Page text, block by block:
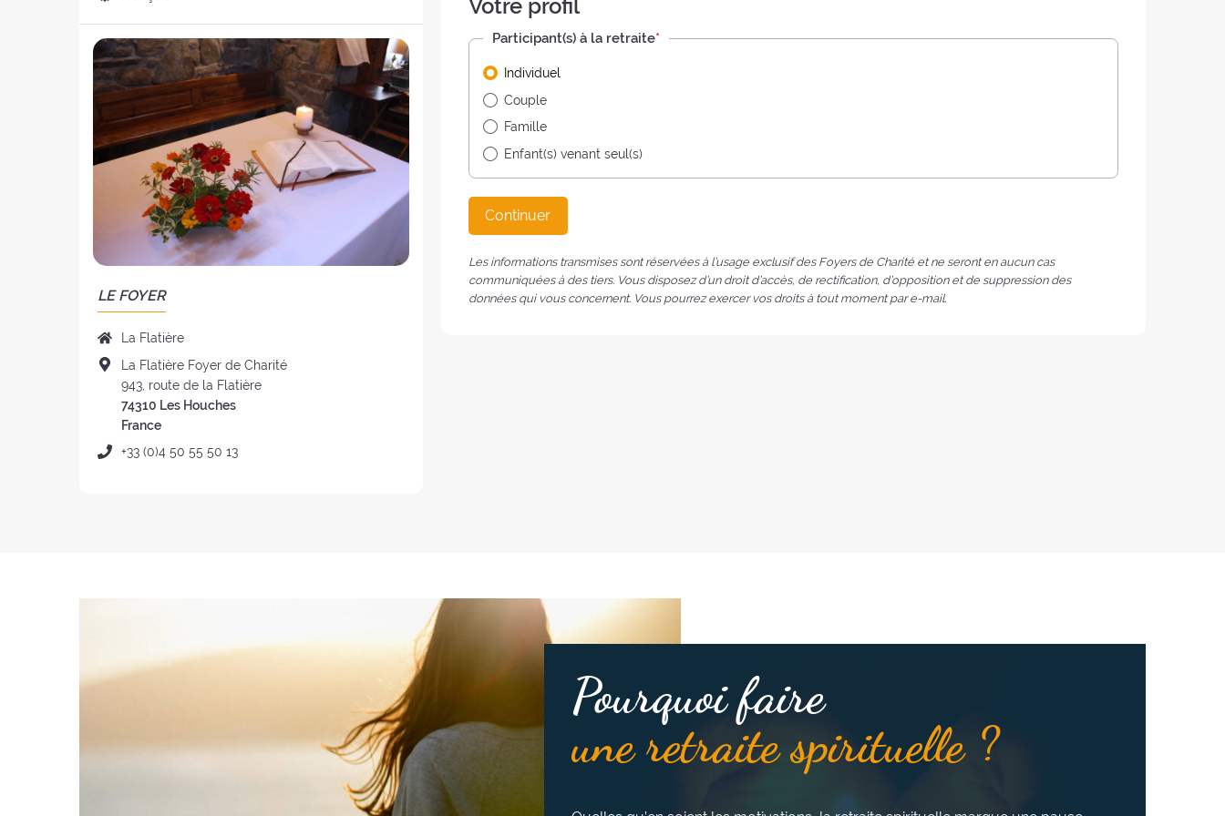
:
la
retraite
LE FOYER
Nom
du
foyer
:
La Flatière
Adresse
du
foyer
:
La Flatière Foyer de Charité
943, route de la Flatière
74310 Les Houches
France
Téléphone
+33 (0)4 50 55 50 13
Votre profil
Participant(s) à la retraite*
Individuel
Couple
Famille
Enfant(s) venant seul(s)
Continuer
Les informations transmises sont réservées à l’usage exclusif des Foyers de Charité et ne seront en aucun cas
communiquées à des tiers. Vous disposez d’un droit d’accès, de rectification, d’opposition et de suppression des
données qui vous concernent. Vous pourrez exercer vos droits à tout moment par e-mail.
Pourquoi faire
une retraite spirituelle ?